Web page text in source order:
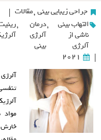
جراحی زیبایی بینی ,مقالات |
التهاب بینی
ناشی از
آلرژی
,درمان
آلرژی
بینی
,
|
2021